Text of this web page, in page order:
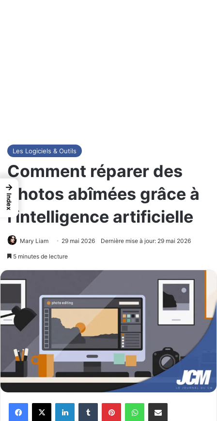
Les Logiciels & Outils
Comment réparer des
photos abîmées grâce à
l’intelligence artificielle
Mary Liam 29 mai 2026 Dernière mise à jour: 29 mai 2026
5 minutes de lecture
→
Index